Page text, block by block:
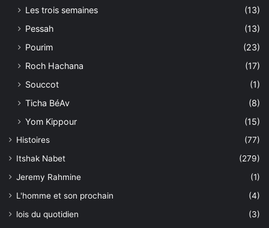
Les trois semaines
(13)
Pessah
(13)
Pourim
(23)
Roch Hachana
(17)
Souccot
(1)
Ticha BéAv
(8)
Yom Kippour
(15)
Histoires
(77)
Itshak Nabet
(279)
Jeremy Rahmine
(1)
L'homme et son prochain
(4)
lois du quotidien
(3)